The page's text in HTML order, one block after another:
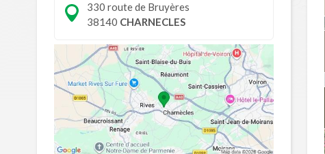
330 route de Bruyères
38140 CHARNECLES